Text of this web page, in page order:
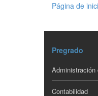
Página de
Pregrado
Administración
Contabilidad